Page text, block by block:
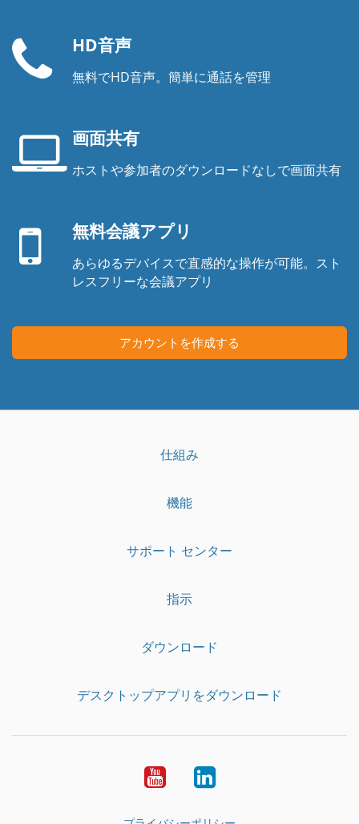
機
HD音声
無料でHD音声。簡単に通話を管理
ト
ソ
画面共有
ホストや参加者のダウンロードなしで画面共有
ル
無料会議アプリ
あらゆるデバイスで直感的な操作が可能。スト
レスフリーな会議アプリ
アカウントを作成する
仕組み
機能
サポート センター
指示
ダウンロード
デスクトップアプリをダウンロード
YouTubeLinkedIn